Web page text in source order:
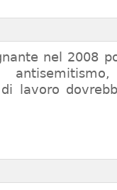
nel 2008
lavoro